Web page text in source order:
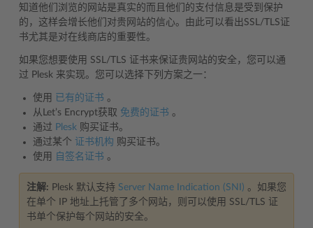
知道他们浏览的网站是真实的而且他们的支付信息是受到保护
的，这样会增长他们对贵网站的信心。由此可以看出SSL/TLS证
书尤其是对在线商店的重要性。
如果您想要使用 SSL/TLS 证书来保证贵网站的安全，您可以通
过 Plesk 来实现。您可以选择下列方案之一：
使用 已有的证书 。
从Let’s Encrypt获取 免费的证书 。
通过 Plesk 购买证书。
通过某个 证书机构 购买证书。
使用
自签名证书 。
注解: Plesk 默认支持 Server Name Indication (SNI) 。如果您
在单个 IP 地址上托管了多个网站，则可以使用 SSL/TLS 证
书单个保护每个网站的安全。